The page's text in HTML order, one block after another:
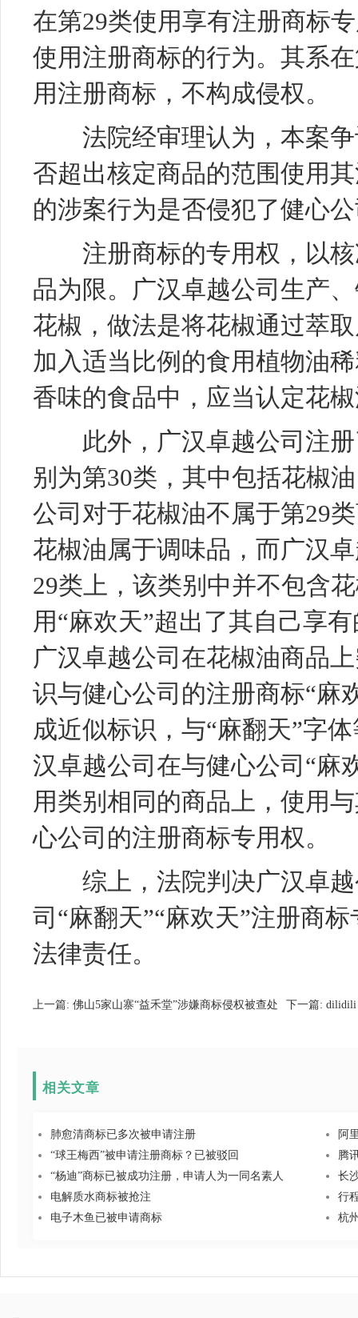
在第29类使用享有注册商标
使用注册商标的行为。其系
用注册商标，不构成侵权。
法院经审理认为，本案争
否超出核定商品的范围使用
的涉案行为是否侵犯了健心
注册商标的专用权，以核
品为限。广汉卓越公司生产
花椒，做法是将花椒通过萃
加入适当比例的食用植物油
香味的食品中，应当认定花
此外，广汉卓越公司注册
别为第30类，其中包括花椒
公司对于花椒油不属于第29
花椒油属于调味品，而广汉
29类上，该类别中并不包含
用“麻欢天”超出了其自己享
广汉卓越公司在花椒油商品
识与健心公司的注册商标“麻
成近似标识，与“麻翻天”字
汉卓越公司在与健心公司“麻
用类别相同的商品上，使用
心公司的注册商标专用权。
综上，法院判决广汉卓越
司“麻翻天”“麻欢天”注册商
法律责任。
上一篇: 佛山5家山寨“益禾堂”涉嫌商标侵权被查处 下一篇: dilidili
相关文章
肺愈清商标已多次被申请注册
阿
“球王梅西”被申请注册商标？已被驳回
腾
“杨迪”商标已被成功注册，申请人为一同名素人
长
电解质水商标被抢注
行
电子木鱼已被申请商标
杭